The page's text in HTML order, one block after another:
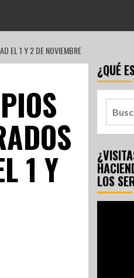
EL 1 Y 2 DE NOVIEMBRE
1 Y
¿QUÉ
LOS